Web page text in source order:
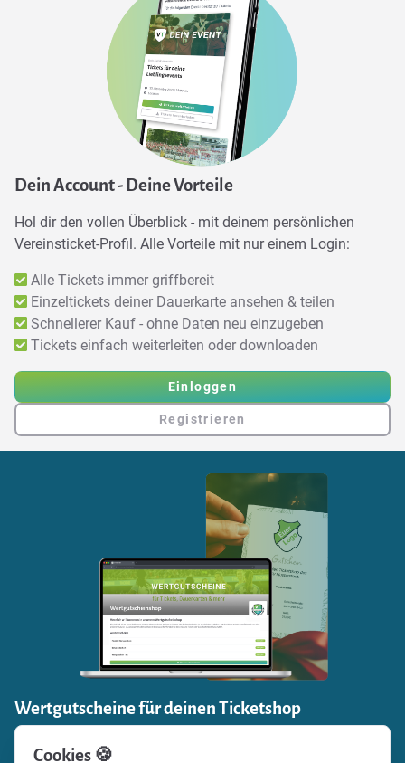
Dein Account - Deine Vorteile
Hol dir den vollen Überblick - mit deinem persönlichen
Vereinsticket-Profil. Alle Vorteile mit nur einem Login:
Alle Tickets immer griffbereit
Einzeltickets deiner Dauerkarte ansehen & teilen
Schnellerer Kauf - ohne Daten neu einzugeben
Tickets einfach weiterleiten oder downloaden
Einloggen
Registrieren
Wertgutscheine für deinen Ticketshop
Einnahmen generieren und zugleich Fanbindung stärken:
Cookies 🍪